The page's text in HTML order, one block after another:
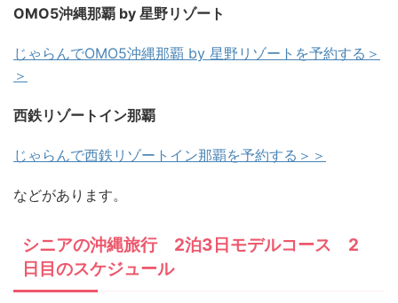
OMO5沖縄那覇 by 星野リゾート
じゃらんでOMO5沖縄那覇 by 星野リゾートを予約する＞
＞
西鉄リゾートイン那覇
じゃらんで西鉄リゾートイン那覇を予約する＞＞
などがあります。
シニアの沖縄旅行 2泊3日モデルコース 2
日目のスケジュール